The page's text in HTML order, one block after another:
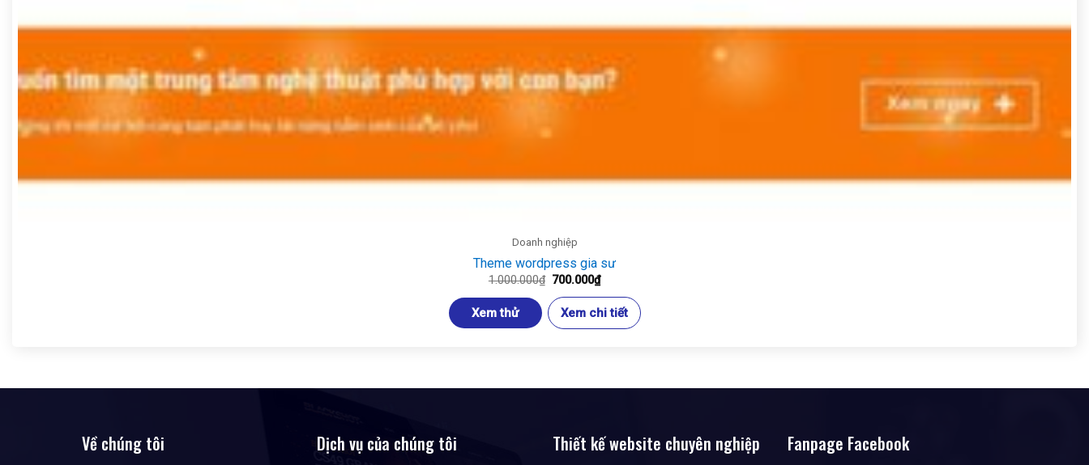
Doanh nghiệp
Theme wordpress gia sư
1.000.000₫ Giá
là:
1.000.000₫.
700.000₫Giá
hiện
tại
là:
700.000₫.
Xem thử Xem chi tiết
Về chúng tôi Dịch vụ của chúng tôi Thiết kế website chuyên nghiệp Fanpage Facebook